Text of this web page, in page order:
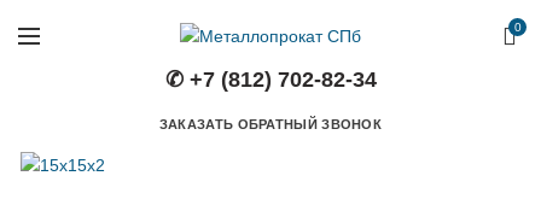
0
✆ +7 (812) 702-82-34
ЗАКАЗАТЬ ОБРАТНЫЙ ЗВОНОК